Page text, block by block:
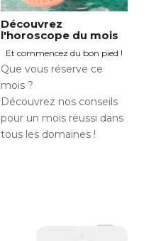
Découvrez
l'horoscope du mois
Et commencez du bon pied !
Que vous réserve ce
mois ?
Découvrez nos conseils
pour un mois réussi dans
tous les domaines !